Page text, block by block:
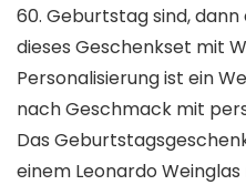
60. Geburtstag sind,
dieses Geschenkset mit
Personalisierung ist ein
nach Geschmack mit
Das
einem Leonardo